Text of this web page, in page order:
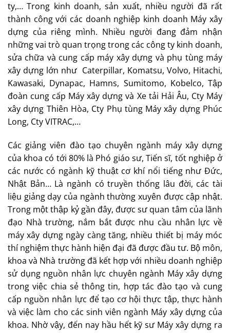
ty,… Trong kinh doanh, sản xuất, nhiều người đã rất
thành công với các doanh nghiệp kinh doanh Máy xây
dựng của riêng mình. Nhiều người đang đảm nhận
những vai trò quan trọng trong các công ty kinh doanh,
sửa chữa và cung cấp máy xây dựng và phụ tùng máy
xây dựng lớn như Caterpillar, Komatsu, Volvo, Hitachi,
Kawasaki, Dynapac, Hamns, Sumitomo, Kobelco, Tập
đoàn cung cấp Máy xây dựng và Xe tải Hải Âu, Cty Máy
xây dựng Thiên Hòa, Cty Phụ tùng Máy xây dựng Phúc
Long, Cty VITRAC,…
Các giảng viên đào tạo chuyên ngành máy xây dựng
của khoa có tới 80% là Phó giáo sư, Tiến sĩ, tốt nghiệp ở
các nước có ngành kỹ thuật cơ khí nổi tiếng như Đức,
Nhật Bản… Là ngành có truyền thống lâu đời, các tài
liệu giảng dạy của ngành thường xuyên được cập nhật.
Trong một thập kỷ gần đây, được sư quan tâm của lãnh
đạo Nhà trường, nắm bắt được nhu cầu nhân lực về
máy xây dựng ngày càng tăng, nhiều thiết bị máy móc
thí nghiệm thực hành hiện đại đã được đầu tư. Bộ môn,
khoa và Nhà trường đã kết hợp với nhiều doanh nghiệp
sử dụng nguồn nhân lực chuyên ngành Máy xây dựng
trong việc chia sẻ thông tin, hợp tác đào tạo và cung
cấp nguồn nhân lực để tạo cơ hội thực tập, thực hành
và việc làm cho các sinh viên ngành Máy xây dựng của
khoa. Nhờ vậy, đến nay hầu hết kỹ sư Máy xây dựng ra